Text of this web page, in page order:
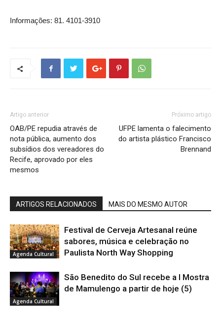
Informações: 81. 4101-3910
Artigo anterior
OAB/PE repudia através de
nota pública, aumento dos
subsídios dos vereadores do
Recife, aprovado por eles
mesmos
Próximo artigo
UFPE lamenta o falecimento
do artista plástico Francisco
Brennand
ARTIGOS RELACIONADOS MAIS DO MESMO AUTOR
Agenda Cultural
Festival de Cerveja Artesanal reúne
sabores, música e celebração no
Paulista North Way Shopping
Agenda Cultural
São Benedito do Sul recebe a I Mostra
de Mamulengo a partir de hoje (5)